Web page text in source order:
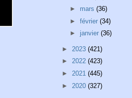
► mars (36)
► février (34)
► janvier (36)
► 2023 (421)
► 2022 (423)
► 2021 (445)
► 2020 (327)